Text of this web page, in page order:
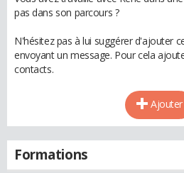
pas dans son parcours ?
N'hésitez pas à lui suggérer d'ajouter
envoyant un message. Pour cela
contacts.
Ajouter
Formations